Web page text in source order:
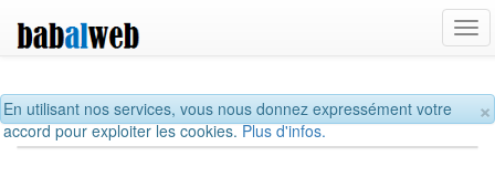
×
En utilisant nos services, vous nous donnez expressément votre
accord pour exploiter les cookies.Plus d'infos.